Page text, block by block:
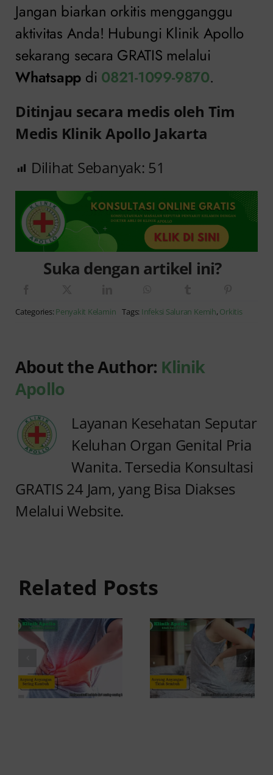
Jangan biarkan orkitis mengganggu
aktivitas Anda! Hubungi Klinik Apollo
sekarang secara GRATIS melalui
Whatsapp di 0821-1099-9870.
Ditinjau secara medis oleh Tim
Medis Klinik Apollo Jakarta
Dilihat Sebanyak: 51
Suka dengan artikel ini?
Categories: Penyakit Kelamin Tags: Infeksi Saluran Kemih, Orkitis
About the Author: Klinik
Apollo
Layanan Kesehatan Seputar
Keluhan Organ Genital Pria
Wanita. Tersedia Konsultasi
GRATIS 24 Jam, yang Bisa Diakses
Melalui Website.
Related Posts
Sering
Kambuh
dan Cara
Atasinya
Penyebab
dan
Solusinya